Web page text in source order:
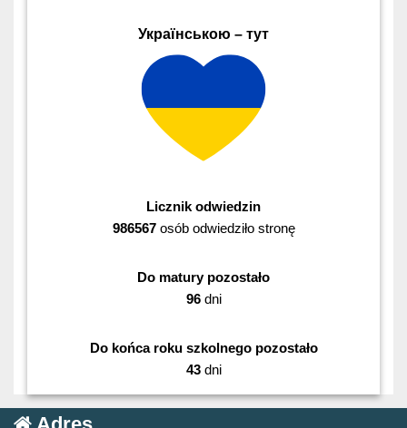
Українською – тут
Licznik odwiedzin
986567osób odwiedziło stronę
Do matury pozostało
96dni
Do końca roku szkolnego pozostało
43dni